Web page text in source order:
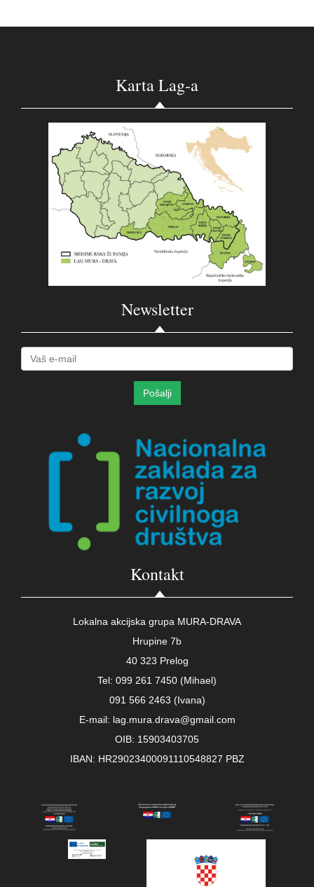
Karta Lag-a
Newsletter
Kontakt
Lokalna akcijska grupa MURA-DRAVA
Hrupine 7b
40 323 Prelog
Tel: 099 261 7450 (Mihael)
091 566 2463 (Ivana)
E-mail: lag.mura.drava@gmail.com
OIB: 15903403705
IBAN: HR29023400091110548827 PBZ